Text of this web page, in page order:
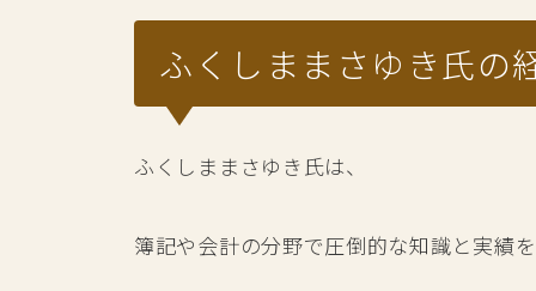
ふくしままさゆき氏の
ふくしままさゆき氏は、
簿記や会計の分野で圧倒的な知識と実績